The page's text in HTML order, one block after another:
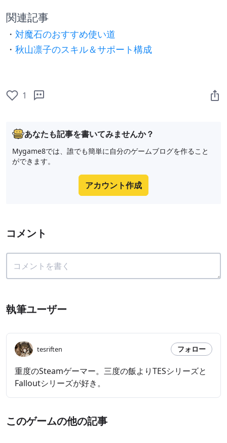
関連記事
・ 対魔石のおすすめ使い道
・ 秋山凛子のスキル＆サポート構成
1
あなたも記事を書いてみませんか？
Mygame8では、誰でも簡単に自分のゲームブログを作ること
ができます。
アカウント作成
コメント
執筆ユーザー
tesriften フォロー
重度のSteamゲーマー。三度の飯よりTESシリーズと
Falloutシリーズが好き。
このゲームの他の記事